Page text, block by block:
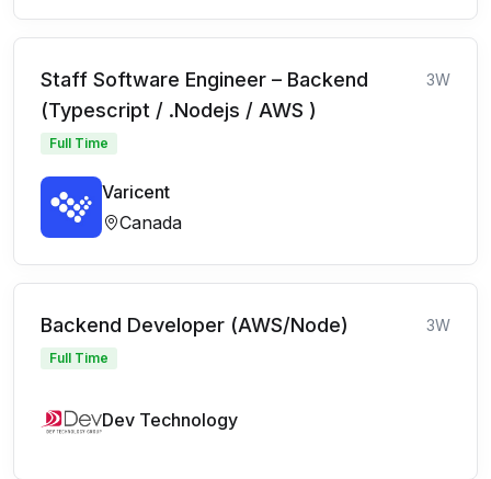
Staff Software Engineer – Backend
(Typescript / .Nodejs / AWS )
3W
Full Time
Varicent
Canada
Backend Developer (AWS/Node) 3W
Full Time
Dev Technology